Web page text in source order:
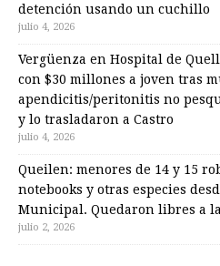
detención usando un cuchillo
julio 4, 2026
Vergüenza en Hospital de
con $30 millones a joven tras
apendicitis/peritonitis no
y lo trasladaron a Castro
julio 4, 2026
Queilen: menores de 14 y 15
notebooks y otras especies
Municipal. Quedaron libres a
julio 2, 2026